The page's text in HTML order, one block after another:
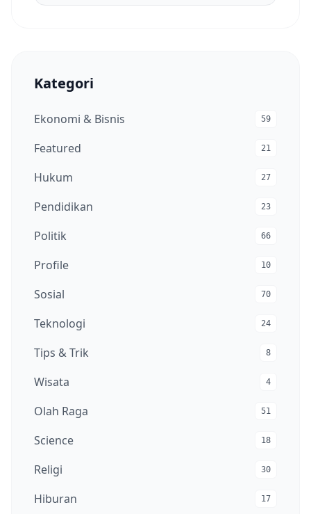
Kategori
Ekonomi & Bisnis 59
Featured 21
Hukum 27
Pendidikan 23
Politik 66
Profile 10
Sosial 70
Teknologi 24
Tips & Trik 8
Wisata 4
Olah Raga 51
Science 18
Religi 30
Hiburan 17